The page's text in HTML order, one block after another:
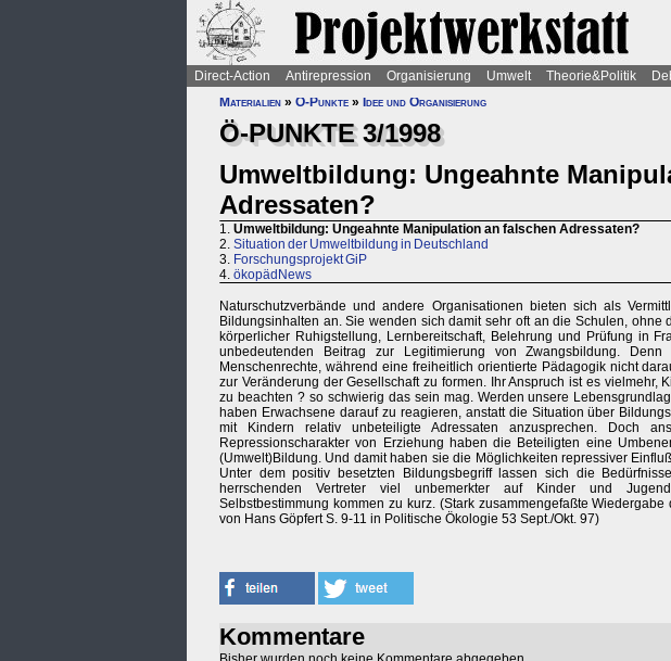
Direct-Action Antirepression Organisierung Umwelt Theorie&Politik
Materialien » Ö-Punkte » Idee und Organisierung
Ö-PUNKTE 3/1998
Umweltbildung: Ungeahnte
Adressaten?
1. Umweltbildung: Ungeahnte Manipulation an falschen Adressaten?
2. Situation der Umweltbildung in Deutschland
3. Forschungsprojekt GiP
4. ökopädNews
Naturschutzverbände und andere Organisationen bieten sich als
Bildungsinhalten an. Sie wenden sich damit sehr oft an die Schulen, ohne
körperlicher Ruhigstellung, Lernbereitschaft, Belehrung und Prüfung in
unbedeutenden Beitrag zur Legitimierung von Zwangsbildung.
Menschenrechte, während eine freiheitlich orientierte Pädagogik nicht
zur Veränderung der Gesellschaft zu formen. Ihr Anspruch ist es vielmehr,
zu beachten ? so schwierig das sein mag. Werden unsere
haben Erwachsene darauf zu reagieren, anstatt die Situation über
mit Kindern relativ unbeteiligte Adressaten anzusprechen. Doch
Repressionscharakter von Erziehung haben die Beteiligten eine
(Umwelt)Bildung. Und damit haben sie die Möglichkeiten repressiver
Unter dem positiv besetzten Bildungsbegriff lassen sich die
herrschenden Vertreter viel unbemerkter auf Kinder und
Selbstbestimmung kommen zu kurz. (Stark zusammengefaßte
von Hans Göpfert S. 9-11 in Politische Ökologie 53 Sept./Okt. 97)
Kommentare